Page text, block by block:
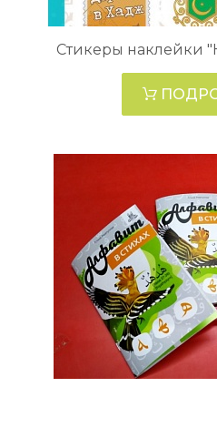
Стикеры наклейки